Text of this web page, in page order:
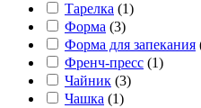
Тарелка (1)
Форма (3)
Форма для запекания
Френч-пресс (1)
Чайник (3)
Чашка (1)